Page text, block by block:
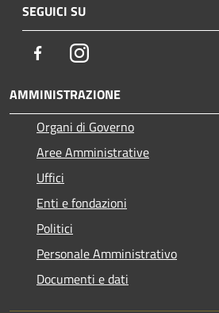
SEGUICI SU
FacebookInstagram
AMMINISTRAZIONE
Organi di Governo
Aree Amministrative
Uffici
Enti e fondazioni
Politici
Personale Amministrativo
Documenti e dati